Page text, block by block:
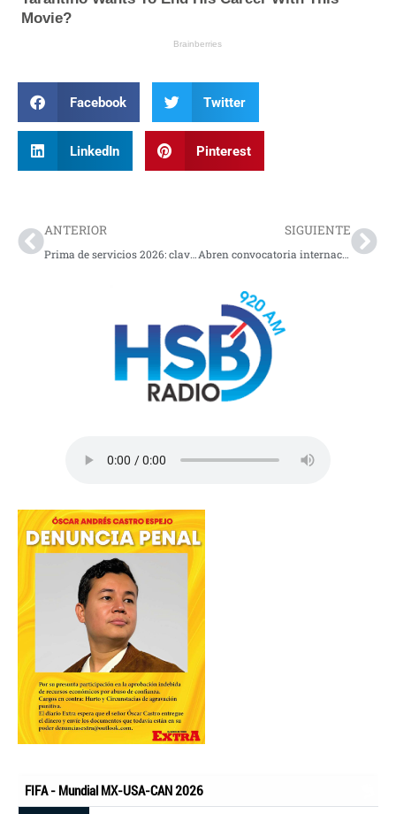
Facebook Twitter
LinkedIn Pinterest
ANTERIOR
Prima de servicios 2026: claves legales y aspectos a tener en cuenta antes del 30 de junio
SIGUIENTE
Abren convocatoria internacional para reconocer a investigadoras colombianas destacadas en ciencia